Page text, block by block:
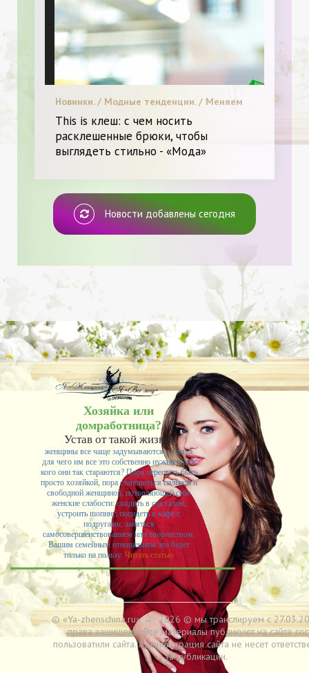
Новинки. / Модные тенденции. / Меняем
образ. / Я и Мода.
This is клеш: с чем носить
расклешенные брюки, чтобы
выглядеть стильно - «Мода»
Новости добавлены сегодня
Хозяйка или
домработница?
Устав от такой жизни,
женщины все чаще задумываются о том, а
для чего им все это собственно нужно и для
кого они так стараются? Пора перестать быть
просто хозяйкой, пора становиться сильной и
свободной женщиной, позволяющей себе
женские слабости: сходить в спа салон,
устроить шопинг, посидеть в кафе с
подругами, заняться
самосовершенствованием или творчеством.
Вашим семейным отношениям это будет
только на пользу. Читать статью
© «Ya-zhenschina.ru»→ 2026 © мы транслируем с
права защищены. Все материалы публикуют на сайте
пользоватили сайта. Администрация сайта не несет
за публикации.